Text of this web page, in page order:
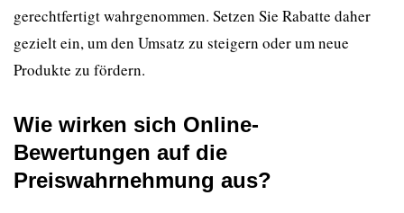
gerechtfertigt wahrgenommen. Setzen Sie Rabatte daher
gezielt ein, um den Umsatz zu steigern oder um neue
Produkte zu fördern.
Wie wirken sich Online-
Bewertungen auf die
Preiswahrnehmung aus?